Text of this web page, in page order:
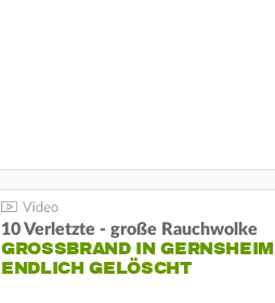
10 Verletzte - große Rauchwolke
GROSSBRAND IN GERNSHEIM E
NDLICH GELÖSCHT